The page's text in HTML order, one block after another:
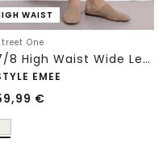
WAIST
One
7/8 High Waist Wide Leg Jeans im Loose Fit
EMEE
€